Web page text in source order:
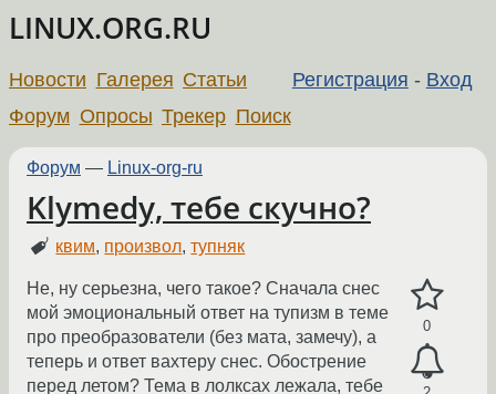
LINUX.ORG.RU
Регистрация - Вход
Новости Галерея Статьи
Форум Опросы Трекер Поиск
Форум — Linux-org-ru
Klymedy, тебе скучно?
квим, произвол,тупняк
0
Не, ну серьезна, чего такое? Сначала снес
мой эмоциональный ответ на тупизм в теме
про преобразователи (без мата, замечу), а
теперь и ответ вахтеру снес. Обострение
перед летом? Тема в лолксах лежала, тебе